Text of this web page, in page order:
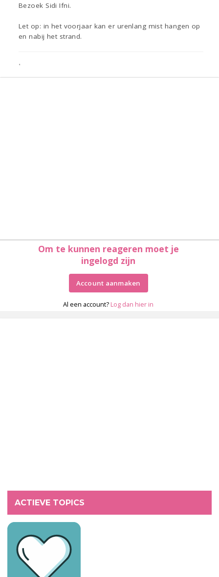
Bezoek Sidi Ifni.
Let op: in het voorjaar kan er urenlang mist hangen op
en nabij het strand.
•
Om te kunnen reageren moet je
ingelogd zijn
Account aanmaken
Al een account? Log dan hier in
ACTIEVE TOPICS